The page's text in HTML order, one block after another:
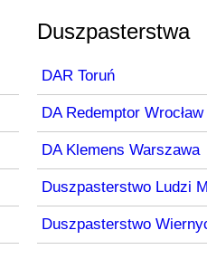
Duszpasterstwa
DAR Toruń
DA Redemptor Wrocław
DA Klemens Warszawa
Duszpasterstwo Ludzi
Duszpasterstwo